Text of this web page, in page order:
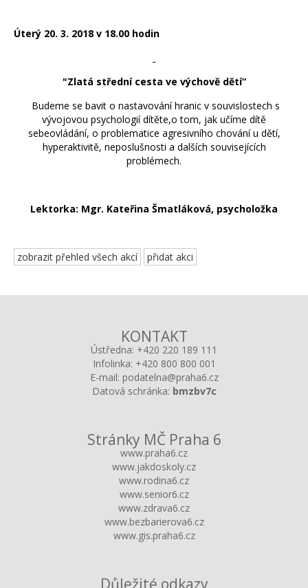
Úterý 20. 3. 2018 v 18.00 hodin
"Zlatá střední cesta ve výchově dětí“
Budeme se bavit o nastavování hranic v souvislostech s
vývojovou psychologií dítěte,o tom, jak učíme dítě
sebeovládání, o problematice agresivního chování u dětí,
hyperaktivitě, neposlušnosti a dalších souvisejících
problémech.
Lektorka: Mgr. Kateřina Šmatláková, psycholožka
zobrazit přehled všech akcí přidat akci
KONTAKT
Ústředna: +420 220 189 111
Infolinka: +420 800 800 001
E-mail: podatelna@praha6.cz
Datová schránka: bmzbv7c
Stránky MČ Praha 6
www.praha6.cz
www.jakdoskoly.cz
www.rodina6.cz
www.senior6.cz
www.zdrava6.cz
www.bezbarierova6.cz
www.gis.praha6.cz
Důležité odkazy